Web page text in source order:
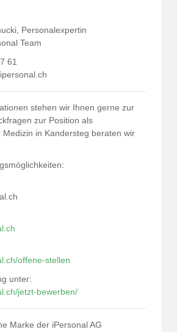
Personalexpertin
Team
61
stehen wir Ihnen gerne zur
zur Position als
in Kandersteg beraten wir
offene-stellen
unter:
jetzt-bewerben/
Marke der iPersonal AG